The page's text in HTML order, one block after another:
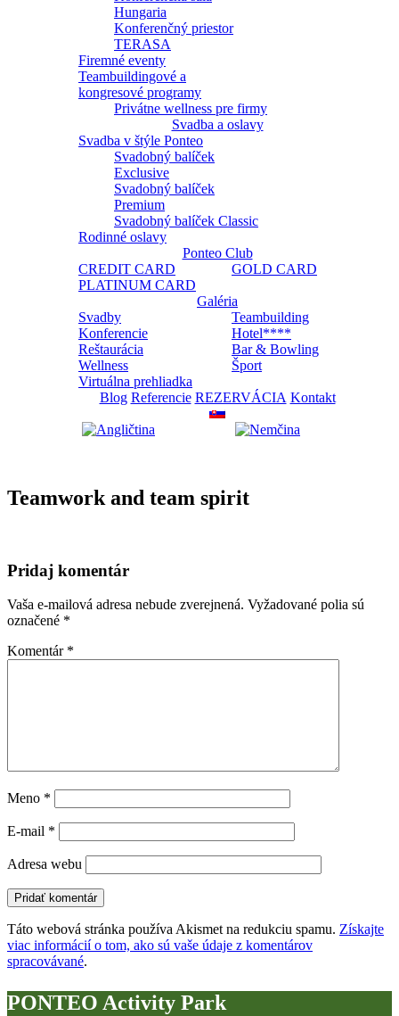
Hungaria
Konferenčný priestor
TERASA
Firemné eventy
Teambuildingové a
kongresové programy
Privátne wellness pre firmy
Svadba a oslavy
Svadba v štýle Ponteo
Svadobný balíček
Exclusive
Svadobný balíček
Premium
Svadobný balíček Classic
Rodinné oslavy
Ponteo Club
CREDIT CARD
GOLD CARD
PLATINUM CARD
Galéria
Svadby
Teambuilding
Konferencie
Hotel****
Reštaurácia
Bar & Bowling
Wellness
Šport
Virtuálna prehliadka
Blog Referencie REZERVÁCIA Kontakt
Teamwork and team spirit
Pridaj komentár
Vaša e-mailová adresa nebude zverejnená. Vyžadované polia sú
označené *
Komentár *
Meno *
E-mail *
Adresa webu
Táto webová stránka používa Akismet na redukciu spamu. Získajte
viac informácií o tom, ako sú vaše údaje z komentárov
spracovávané.
PONTEO Activity Park